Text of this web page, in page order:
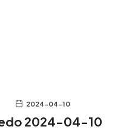
2024-04-10
2024-04-10